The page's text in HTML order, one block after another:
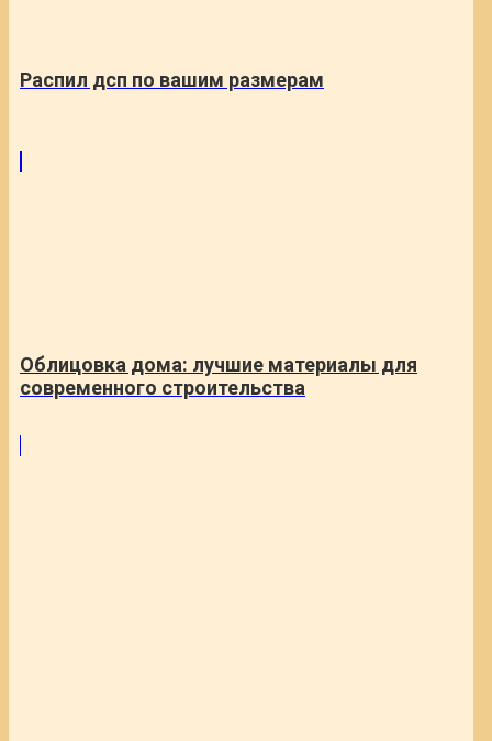
Распил дсп по вашим размерам
Облицовка дома: лучшие материалы для
современного строительства